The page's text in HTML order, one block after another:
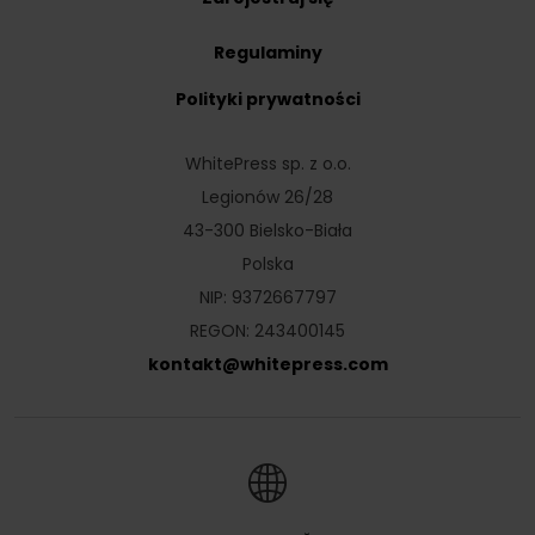
WhitePress sp. z o.o.
Legionów 26/28
43-300 Bielsko-Biała
Polska
NIP: 9372667797
REGON: 243400145
kontakt@whitepress.com
Regulaminy
Polityki prywatności